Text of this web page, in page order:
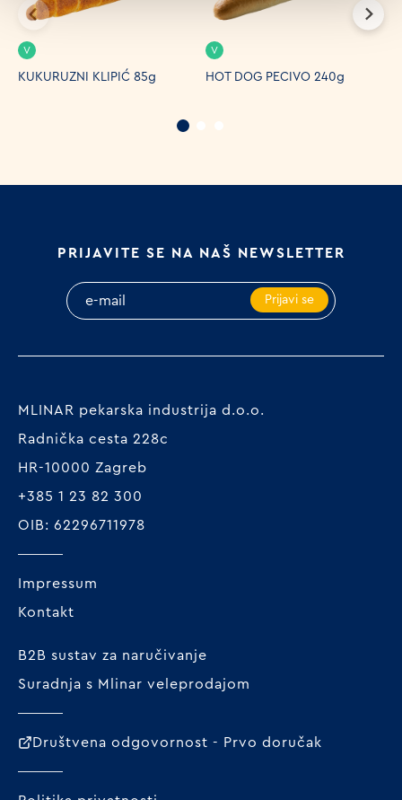
KUKURUZNI KLIPIĆ 85g
V
HOT DOG PECIVO 240g
V
PRIJAVITE SE NA NAŠ NEWSLETTER
Prijavi se
MLINAR pekarska industrija d.o.o.
Radnička cesta 228c
HR-10000 Zagreb
+385 1 23 82 300
OIB: 62296711978
Impressum
Kontakt
B2B sustav za naručivanje
Suradnja s Mlinar veleprodajom
Društvena odgovornost - Prvo doručak